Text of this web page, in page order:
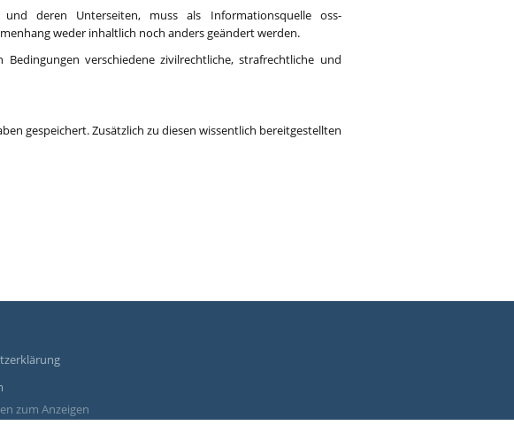
deren Unterseiten, muss als Informationsquelle oss-
weder inhaltlich noch anders geändert werden.
verschiedene zivilrechtliche, strafrechtliche und
gespeichert. Zusätzlich zu diesen wissentlich bereitgestellten
zum Anzeigen